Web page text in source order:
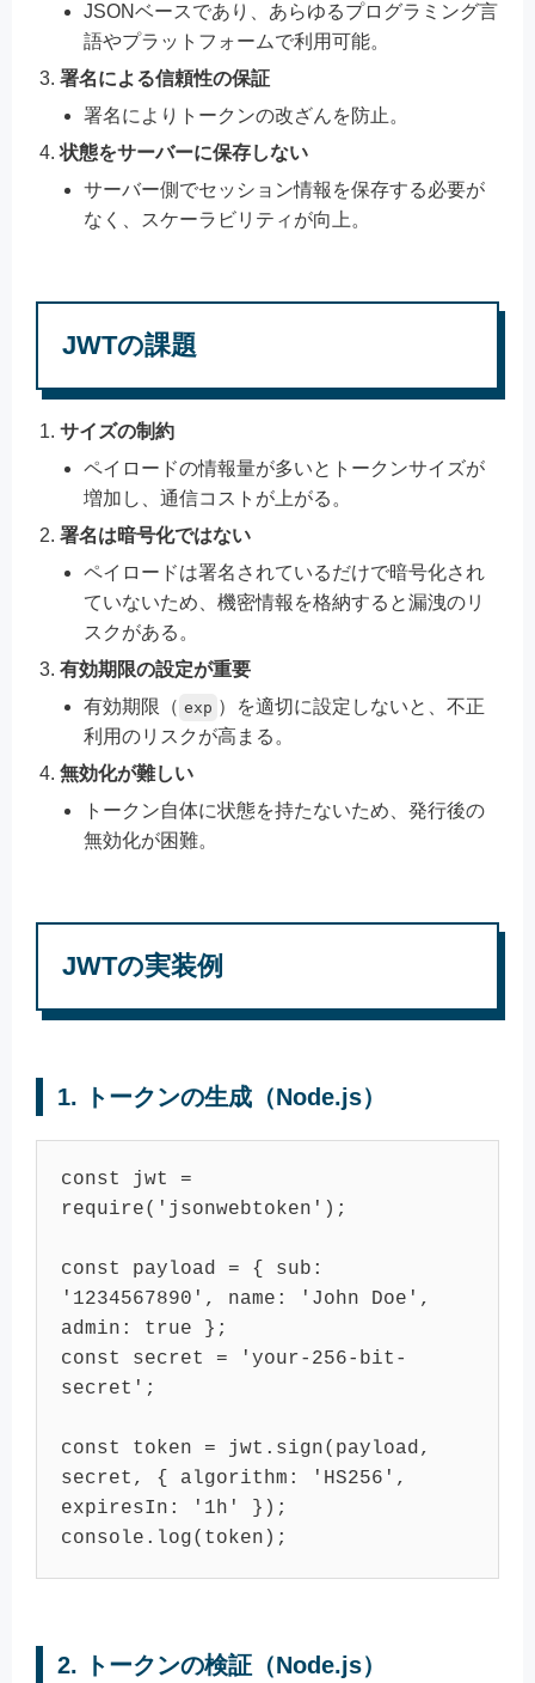
JSONベースであり、あらゆるプログラミング言
語やプラットフォームで利用可能。
署名による信頼性の保証
署名によりトークンの改ざんを防止。
状態をサーバーに保存しない
サーバー側でセッション情報を保存する必要が
なく、スケーラビリティが向上。
JWTの課題
サイズの制約
ペイロードの情報量が多いとトークンサイズが
増加し、通信コストが上がる。
署名は暗号化ではない
ペイロードは署名されているだけで暗号化され
ていないため、機密情報を格納すると漏洩のリ
スクがある。
有効期限の設定が重要
有効期限（ exp ）を適切に設定しないと、不正
利用のリスクが高まる。
無効化が難しい
トークン自体に状態を持たないため、発行後の
無効化が困難。
JWTの実装例
1. トークンの生成（Node.js）
const
require( 'jsonwebtoken' );
const payload = { sub
'1234567890' , name : 'John Doe'
admin : true
const
secret =
'your-256-bit-
secret' ;
const token = jwt. sign(payload,
secret, { algorithm : 'HS256'
expiresIn : '1h'
console . log
2. トークンの検証（Node.js）